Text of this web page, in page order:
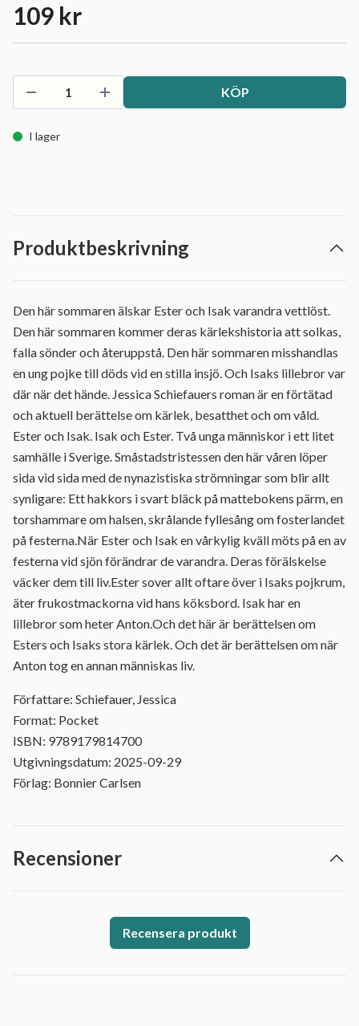
109 kr
KÖP
I lager
Produktbeskrivning
Den här sommaren älskar Ester och Isak varandra vettlöst.
Den här sommaren kommer deras kärlekshistoria att solkas,
falla sönder och återuppstå. Den här sommaren misshandlas
en ung pojke till döds vid en stilla insjö. Och Isaks lillebror var
där när det hände. Jessica Schiefauers roman är en förtätad
och aktuell berättelse om kärlek, besatthet och om våld.
Ester och Isak. Isak och Ester. Två unga människor i ett litet
samhälle i Sverige. Småstadstristessen den här våren löper
sida vid sida med de nynazistiska strömningar som blir allt
synligare: Ett hakkors i svart bläck på mattebokens pärm, en
torshammare om halsen, skrålande fyllesång om fosterlandet
på festerna.När Ester och Isak en vårkylig kväll möts på en av
festerna vid sjön förändrar de varandra. Deras förälskelse
väcker dem till liv.Ester sover allt oftare över i Isaks pojkrum,
äter frukostmackorna vid hans köksbord. Isak har en
lillebror som heter Anton.Och det här är berättelsen om
Esters och Isaks stora kärlek. Och det är berättelsen om när
Anton tog en annan människas liv.
Författare: Schiefauer, Jessica
Format: Pocket
ISBN: 9789179814700
Utgivningsdatum: 2025-09-29
Förlag: Bonnier Carlsen
Recensioner
Recensera produkt